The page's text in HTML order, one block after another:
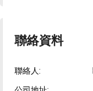
聯絡資料
聯絡人: